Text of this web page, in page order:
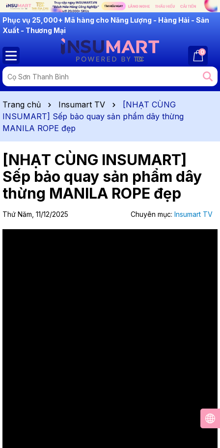
Phục vụ 25,000+ Mã hàng cho Năng Lượng - Hàng Hải - Sản
Xuất - Thương Mại
0
Trang chủ Insumart TV
[NHẠT CÙNG
INSUMART] Sếp bảo quay sản phẩm dây thừng
MANILA ROPE đẹp
[NHẠT CÙNG INSUMART]
Sếp bảo quay sản phẩm dây
thừng MANILA ROPE đẹp
Thứ Năm, 11/12/2025 Chuyên mục: Insumart TV